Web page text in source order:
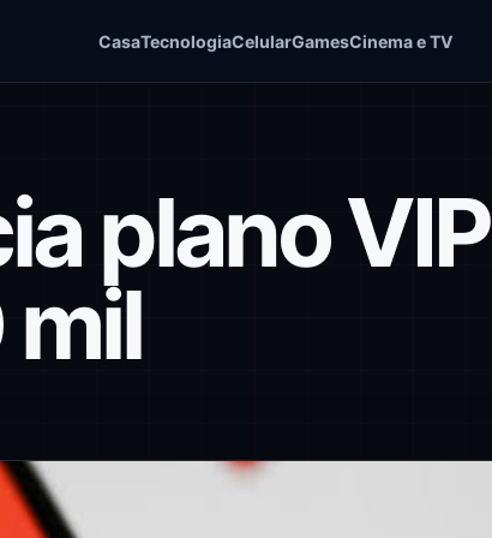
CasaTecnologiaCelularGamesCinema e TV
plano VIP